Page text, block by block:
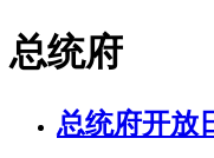
总统府
总统府开放